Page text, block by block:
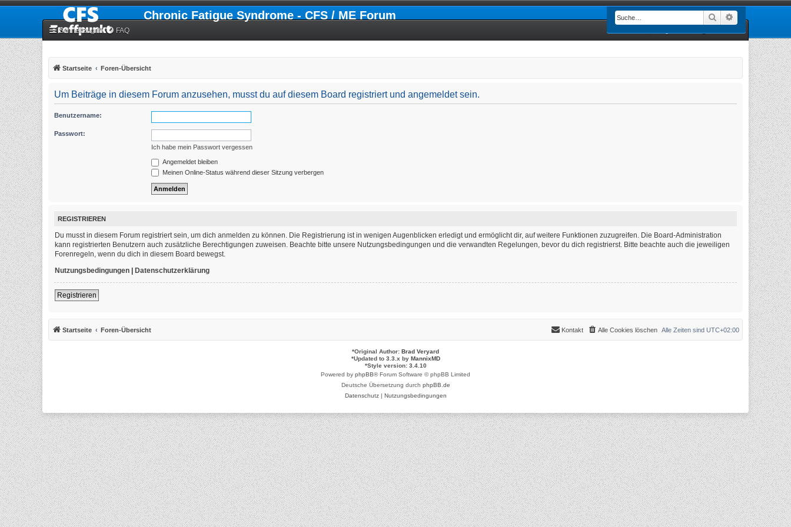
Chronic Fatigue Syndrome - CFS / ME Forum Suche
Schnellzugriff FAQ
Startseite Foren-Übersicht
Um Beiträge in diesem Forum anzusehen, musst du auf diesem Board registriert und angemeldet sein.
Benutzername:
Passwort:
Ich habe mein Passwort vergessen
Angemeldet bleiben
Meinen Online-Status während dieser Sitzung verbergen
REGISTRIEREN
Du musst in diesem Forum registriert sein, um dich anmelden zu können. Die Registrierung ist in wenigen Augenblicken erledigt und ermöglicht dir, auf weitere Funktionen zuzugreifen. Die Board-Administration
kann registrierten Benutzern auch zusätzliche Berechtigungen zuweisen. Beachte bitte unsere Nutzungsbedingungen und die verwandten Regelungen, bevor du dich registrierst. Bitte beachte auch die jeweiligen
Forenregeln, wenn du dich in diesem Board bewegst.
Nutzungsbedingungen | Datenschutzerklärung
Registrieren
Startseite Foren-Übersicht Alle Zeiten sind UTC+02:00
Alle Cookies löschen
Kontakt
*Original Author: Brad Veryard
*Updated to 3.3.x by MannixMD
*Style version: 3.4.10
Powered by phpBB® Forum Software © phpBB Limited
Deutsche Übersetzung durch phpBB.de
Datenschutz| Nutzungsbedingungen